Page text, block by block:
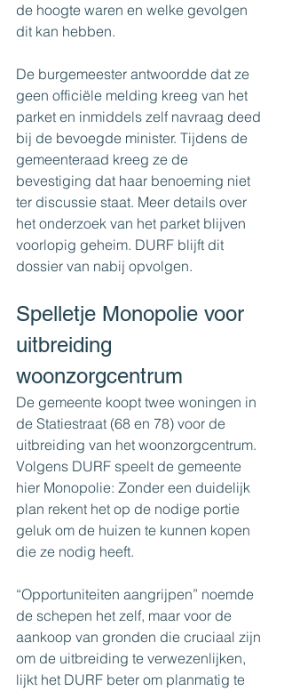
de hoogte waren en welke gevolgen
dit kan hebben.
De burgemeester antwoordde dat ze
geen officiële melding kreeg van het
parket en inmiddels zelf navraag deed
bij de bevoegde minister. Tijdens de
gemeenteraad kreeg ze de
bevestiging dat haar benoeming niet
ter discussie staat. Meer details over
het onderzoek van het parket blijven
voorlopig geheim. DURF blijft dit
dossier van nabij opvolgen.
Spelletje Monopolie voor
uitbreiding
woonzorgcentrum
De gemeente koopt twee woningen in
de Statiestraat (68 en 78) voor de
uitbreiding van het woonzorgcentrum.
Volgens DURF speelt de gemeente
hier Monopolie: Zonder een duidelijk
plan rekent het op de nodige portie
geluk om de huizen te kunnen kopen
die ze nodig heeft.
“Opportuniteiten aangrijpen” noemde
de schepen het zelf, maar voor de
aankoop van gronden die cruciaal zijn
om de uitbreiding te verwezenlijken,
lijkt het DURF beter om planmatig te